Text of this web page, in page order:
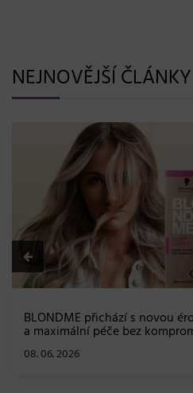
NEJNOVĚJŠÍ ČLÁNKY
BLONDME přichází s novou
a maximální péče bez
08. 06. 2026